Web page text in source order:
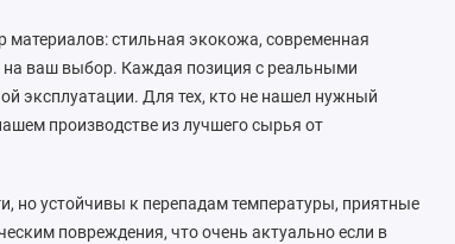
стильная экокожа, современная
на ваш выбор. Каждая позиция с реальными
эксплуатации. Для тех, кто не нашел нужный
производстве из лучшего сырья от
но устойчивы к перепадам температуры, приятные
повреждения, что очень актуально если в